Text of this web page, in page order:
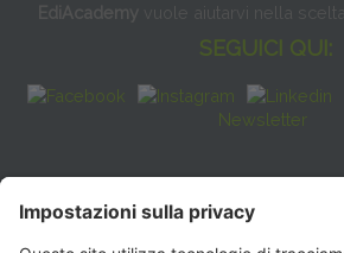
EdiAcademy vuole aiutarvi nella
SEGUICI QUI:
Newsletter
FAQ